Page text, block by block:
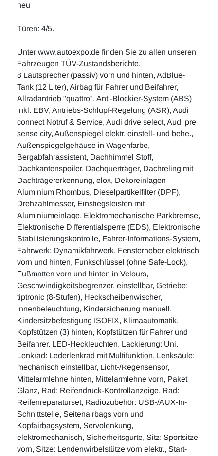
neu
Türen: 4/5.
Unter www.autoexpo.de finden Sie zu allen unseren
Fahrzeugen TÜV-Zustandsberichte.
8 Lautsprecher (passiv) vorn und hinten, AdBlue-
Tank (12 Liter), Airbag für Fahrer und Beifahrer,
Allradantrieb "quattro", Anti-Blockier-System (ABS)
inkl. EBV, Antriebs-Schlupf-Regelung (ASR), Audi
connect Notruf & Service, Audi drive select, Audi pre
sense city, Außenspiegel elektr. einstell- und behe.,
Außenspiegelgehäuse in Wagenfarbe,
Bergabfahrassistent, Dachhimmel Stoff,
Dachkantenspoiler, Dachquerträger, Dachreling mit
Dachträgererkennung, elox, Dekoreinlagen
Aluminium Rhombus, Dieselpartikelfilter (DPF),
Drehzahlmesser, Einstiegsleisten mit
Aluminiumeinlage, Elektromechanische Parkbremse,
Elektronische Differentialsperre (EDS), Elektronische
Stabilisierungskontrolle, Fahrer-Informations-System,
Fahrwerk: Dynamikfahrwerk, Fensterheber elektrisch
vorn und hinten, Funkschlüssel (ohne Safe-Lock),
Fußmatten vorn und hinten in Velours,
Geschwindigkeitsbegrenzer, einstellbar, Getriebe:
tiptronic (8-Stufen), Heckscheibenwischer,
Innenbeleuchtung, Kindersicherung manuell,
Kindersitzbefestigung ISOFIX, Klimaautomatik,
Kopfstützen (3) hinten, Kopfstützen für Fahrer und
Beifahrer, LED-Heckleuchten, Lackierung: Uni,
Lenkrad: Lederlenkrad mit Multifunktion, Lenksäule:
mechanisch einstellbar, Licht-/Regensensor,
Mittelarmlehne hinten, Mittelarmlehne vorn, Paket
Glanz, Rad: Reifendruck-Kontrollanzeige, Rad:
Reifenreparaturset, Radiozubehör: USB-/AUX-In-
Schnittstelle, Seitenairbags vorn und
Kopfairbagsystem, Servolenkung,
elektromechanisch, Sicherheitsgurte, Sitz: Sportsitze
vorn, Sitze: Lendenwirbelstütze vorn elektr., Start-